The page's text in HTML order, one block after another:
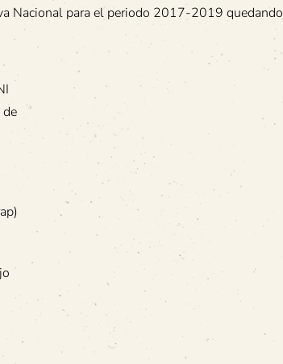
Nacional para el periodo 2017-2019 quedando